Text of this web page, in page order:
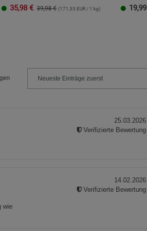
35,98 € 39,98 € (171,33 EUR / 1 kg) 19,99
25.03.2026
Verifizierte Bewertung
wie
14.02.2026
Verifizierte Bewertung